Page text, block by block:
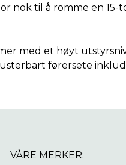
nok til å romme en
med et høyt
førersete
VÅRE MERKER: